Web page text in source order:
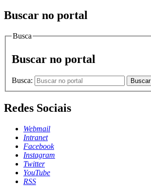
Buscar no portal
Busca
Buscar no portal
Busca: Buscar
Redes Sociais
Webmail
Intranet
Facebook
Instagram
Twitter
YouTube
RSS